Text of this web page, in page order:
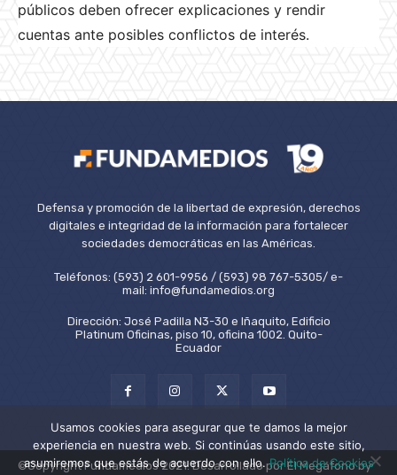
públicos deben ofrecer explicaciones y rendir
cuentas ante posibles conflictos de interés.
Defensa y promoción de la libertad de expresión, derechos
digitales e integridad de la información para fortalecer
sociedades democráticas en las Américas.
Teléfonos: (593) 2 601-9956 / (593) 98 767-5305/ e-
mail: info@fundamedios.org
Dirección: José Padilla N3-30 e Iñaquito, Edificio
Platinum Oficinas, piso 10, oficina 1002. Quito-
Ecuador
©Copyright Fundamedios 2021. Desarrollado por El Megáfono by
Usamos cookies para asegurar que te damos la mejor
experiencia en nuestra web. Si continúas usando este sitio,
asumiremos que estás de acuerdo con ello.Política de Cookies